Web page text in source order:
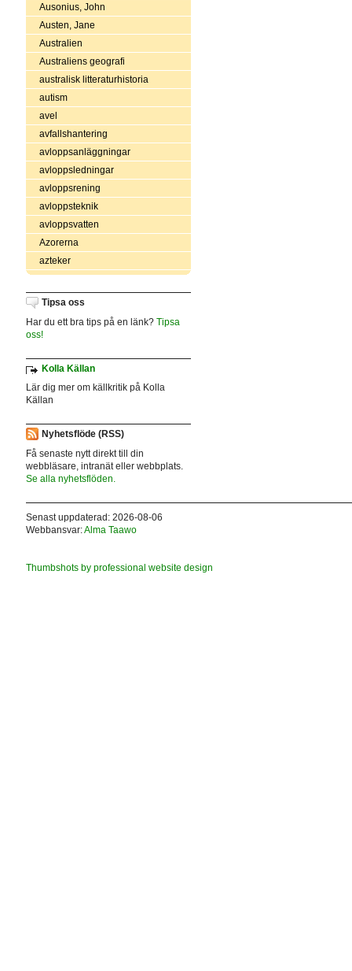
Ausonius, John
Austen, Jane
Australien
Australiens geografi
australisk litteraturhistoria
autism
avel
avfallshantering
avloppsanläggningar
avloppsledningar
avloppsrening
avloppsteknik
avloppsvatten
Azorerna
azteker
Tipsa oss
Har du ett bra tips på en länk? Tipsa
oss!
Kolla Källan
Lär dig mer om källkritik på Kolla
Källan
Nyhetsflöde (RSS)
Få senaste nytt direkt till din
webbläsare, intranät eller webbplats.
Se alla nyhetsflöden.
Senast uppdaterad: 2026-08-06
Webbansvar:Alma Taawo
Thumbshots by professional website design